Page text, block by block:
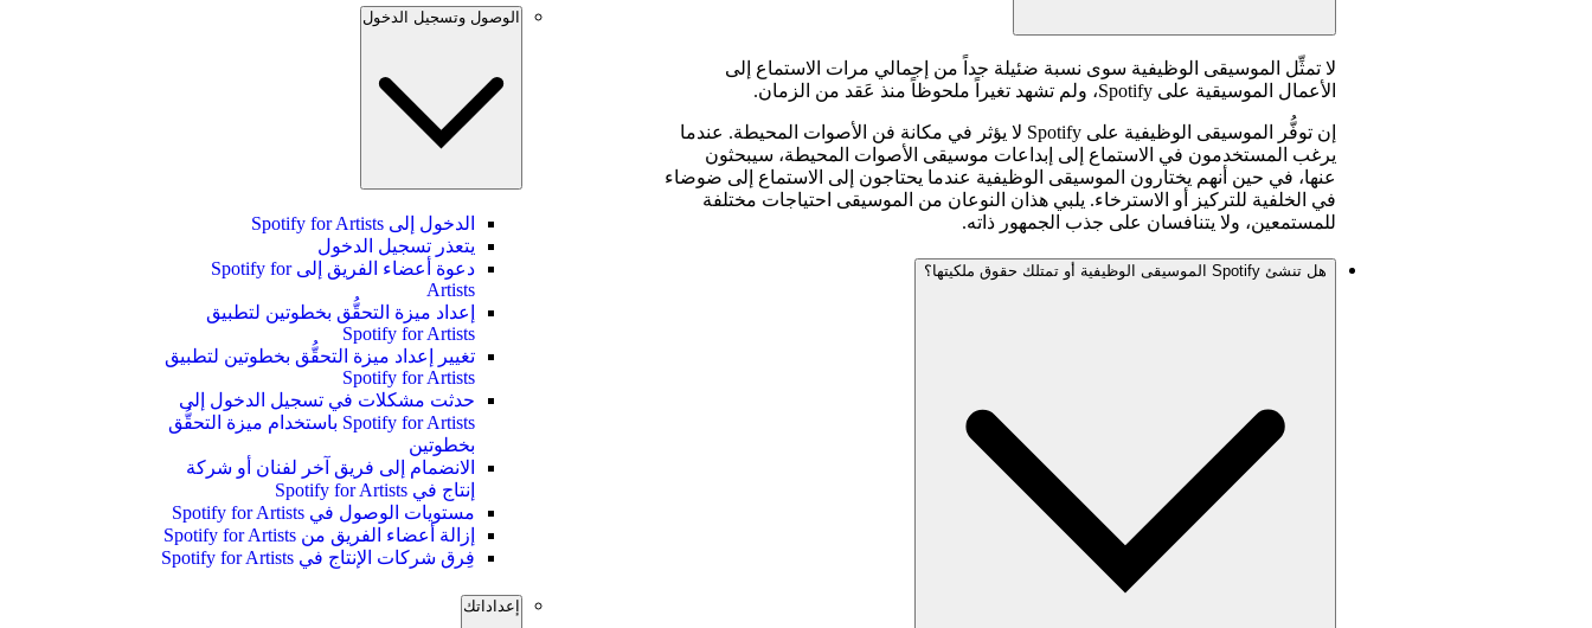
لا تمثِّل الموسيقى الوظيفية سوى نسبة ضئيلة جداً من إجمالي مرات الاستماع إلى
الأعمال الموسيقية على Spotify، ولم تشهد تغيراً ملحوظاً منذ عَقد من الزمان.
إن توفُّر الموسيقى الوظيفية على Spotify لا يؤثر في مكانة فن الأصوات المحيطة. عندما
يرغب المستخدمون في الاستماع إلى إبداعات موسيقى الأصوات المحيطة، سيبحثون
عنها، في حين أنهم يختارون الموسيقى الوظيفية عندما يحتاجون إلى الاستماع إلى ضوضاء
في الخلفية للتركيز أو الاسترخاء. يلبي هذان النوعان من الموسيقى احتياجات مختلفة
للمستمعين، ولا يتنافسان على جذب الجمهور ذاته.
هل تنشئ Spotify الموسيقى الوظيفية أو تمتلك حقوق ملكيتها؟
الوصول وتسجيل الدخول
الدخول إلى Spotify for Artists
يتعذر تسجيل الدخول
دعوة أعضاء الفريق إلى Spotify for
Artists
إعداد ميزة التحقُّق بخطوتين لتطبيق
Spotify for Artists
تغيير إعداد ميزة التحقُّق بخطوتين لتطبيق
Spotify for Artists
حدثت مشكلات في تسجيل الدخول إلى
Spotify for Artists باستخدام ميزة التحقُّق
بخطوتين
الانضمام إلى فريق آخر لفنان أو شركة
إنتاج في Spotify for Artists
مستويات الوصول في Spotify for Artists
إزالة أعضاء الفريق من Spotify for Artists
فِرق شركات الإنتاج في Spotify for Artists
إعداداتك